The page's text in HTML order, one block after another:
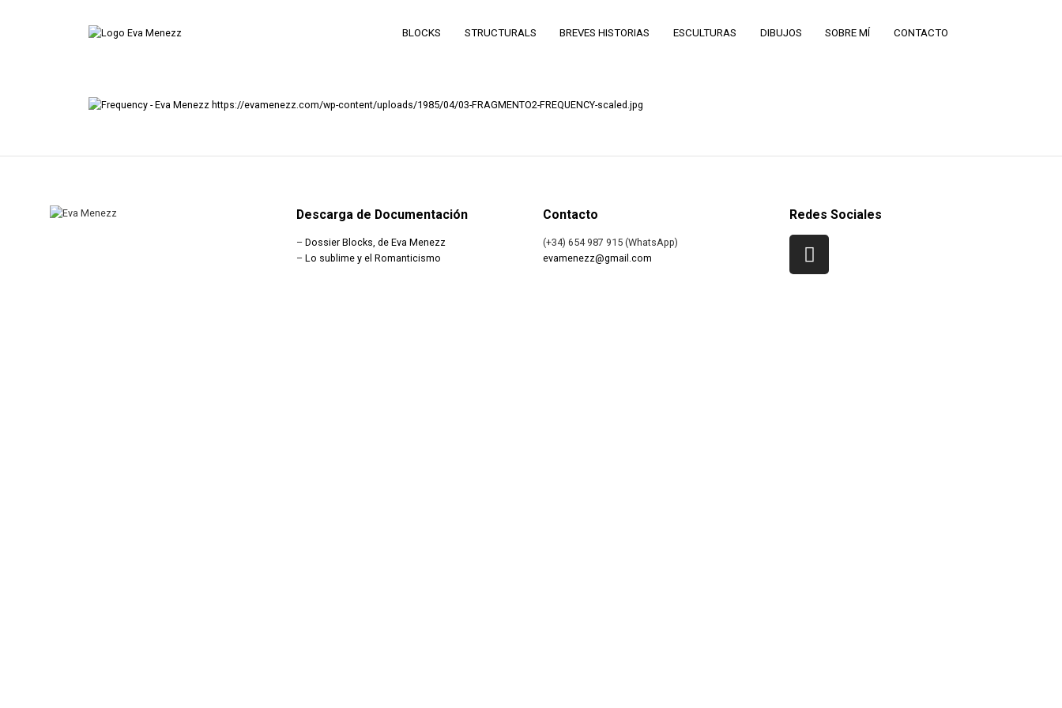
BLOCKS STRUCTURALS BREVES HISTORIAS ESCULTURAS DIBUJOS SOBRE MÍ CONTACTO
https://evamenezz.com/wp-content/uploads/1985/04/03-FRAGMENTO2-FREQUENCY-scaled.jpg
Descarga de Documentación
– Dossier Blocks, de Eva Menezz
– Lo sublime y el Romanticismo
Contacto
(+34) 654 987 915 (WhatsApp)
evamenezz@gmail.com
Redes Sociales